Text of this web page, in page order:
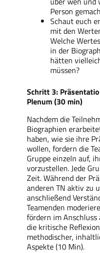
Person
Schaut euch
mit den
Welche
in der
hätten
müssen?
Schritt 3:
Plenum (30 min)
Nachdem die
Biographien
haben, wie sie ihre
wollen, fordern die
Gruppe einzeln auf,
vorzustellen. Jede
Zeit. Während der
anderen TN aktiv zu
anschließend
Teamenden
fördern im
die kritische
methodischer,
Aspekte (10 Min).